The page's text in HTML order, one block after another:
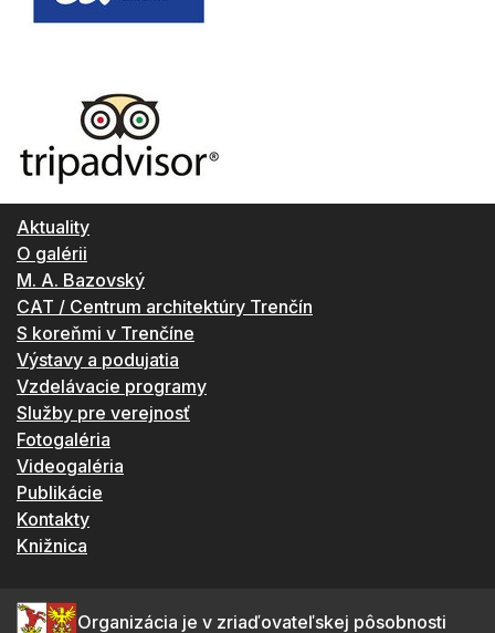
Aktuality
O galérii
M. A. Bazovský
CAT / Centrum architektúry Trenčín
S koreňmi v Trenčíne
Výstavy a podujatia
Vzdelávacie programy
Služby pre verejnosť
Fotogaléria
Videogaléria
Publikácie
Kontakty
Knižnica
Organizácia je v zriaďovateľskej pôsobnosti